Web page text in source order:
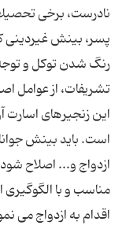
نادرست، برخى
پسر، بینش غیردینى
رنگ شدن توکل و
تشریفات، از عوامل
این زنجیرهاى اسارت
است. باید بینش
ازدواج و... اصلاح شود
اقدام به ازدواج مى